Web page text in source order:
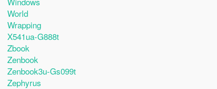
World
Wrapping
X541ua-G888t
Zbook
Zenbook
Zenbook3u-Gs099t
Zephyrus